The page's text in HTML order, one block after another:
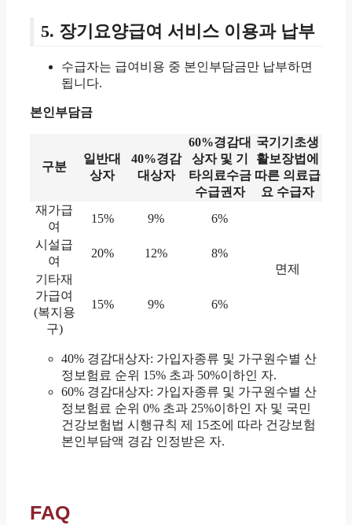
5. 장기요양급여 서비스 이용과 납부
수급자는 급여비용 중 본인부담금만 납부하면
됩니다.
본인부담금
구분
일반대
상자
40%경감
대상자
60%경감대
상자 및 기
타의료수금
수급권자
국기기초생
활보장법에
따른 의료급
요 수급자
재가급
여
15% 9% 6%
면제
시설급
여
20% 12%
8%
기타재
가급여
(복지용
구)
15% 9% 6%
40% 경감대상자: 가입자종류 및 가구원수별 산
정보험료 순위 15% 초과 50%이하인 자.
60% 경감대상자: 가입자종류 및 가구원수별 산
정보험료 순위 0% 초과 25%이하인 자 및 국민
건강보험법 시행규칙 제 15조에 따라 건강보험
본인부담액 경감 인정받은 자.
FAQ